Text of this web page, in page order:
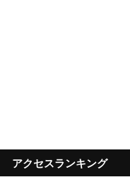
アクセスランキング